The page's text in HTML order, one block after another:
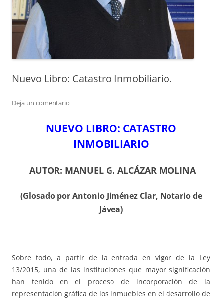
Nuevo Libro: Catastro Inmobiliario.
Deja un comentario
NUEVO LIBRO: CATASTRO
INMOBILIARIO
AUTOR: MANUEL G. ALCÁZAR MOLINA
(Glosado por Antonio Jiménez Clar, Notario de
Jávea)
Sobre todo, a partir de la entrada en vigor de la Ley
13/2015, una de las instituciones que mayor significación
han tenido en el proceso de incorporación de la
representación gráfica de los inmuebles en el desarrollo de